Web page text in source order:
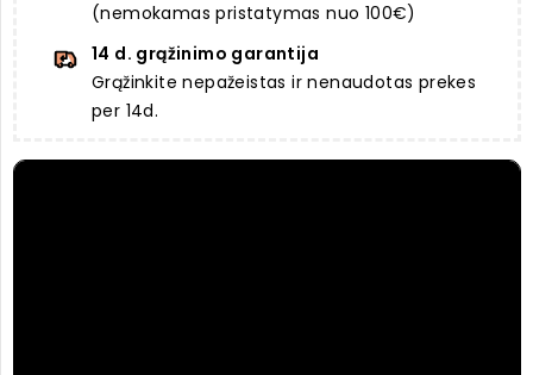
(nemokamas pristatymas nuo 100€)
14 d. grąžinimo garantija
Grąžinkite nepažeistas ir nenaudotas prekes
per 14d.